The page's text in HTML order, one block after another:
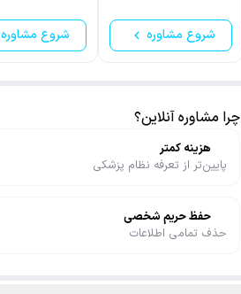
شروع مشاوره شروع مشاوره
چرا مشاوره آنلاین؟
هزینه کمتر
پایین‌تر از تعرفه نظام پزشکی
حفظ حریم شخصی
حذف تمامی اطلاعات